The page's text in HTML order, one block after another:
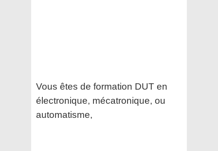
Vous êtes de formation DUT en
électronique, mécatronique, ou
automatisme,